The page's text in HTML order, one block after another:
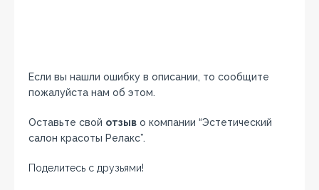
Если вы нашли ошибку в описании, то сообщите
пожалуйста нам об этом.
Оставьте свой отзыв о компании “Эстетический
салон красоты Релакс”.
Поделитесь с друзьями!